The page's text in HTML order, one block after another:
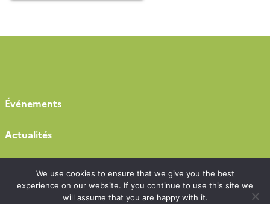
Événements
Actualités
Appels à projets
We use cookies to ensure that we give you the best
experience on our website. If you continue to use this site we
will assume that you are happy with it.